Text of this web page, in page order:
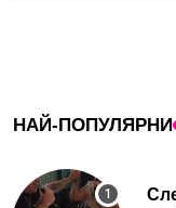
НАЙ-ПОПУЛЯРНИ